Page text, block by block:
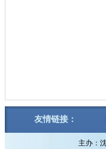
友情链接：
主办：